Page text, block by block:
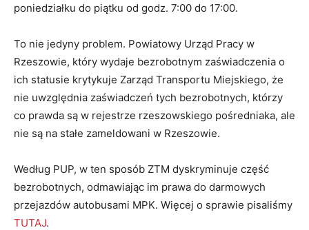
poniedziałku do piątku od godz. 7:00 do 17:00.
To nie jedyny problem. Powiatowy Urząd Pracy w
Rzeszowie, który wydaje bezrobotnym zaświadczenia o
ich statusie krytykuje Zarząd Transportu Miejskiego, że
nie uwzględnia zaświadczeń tych bezrobotnych, którzy
co prawda są w rejestrze rzeszowskiego pośredniaka, ale
nie są na stałe zameldowani w Rzeszowie.
Według PUP, w ten sposób ZTM dyskryminuje część
bezrobotnych, odmawiając im prawa do darmowych
przejazdów autobusami MPK. Więcej o sprawie pisaliśmy
TUTAJ.